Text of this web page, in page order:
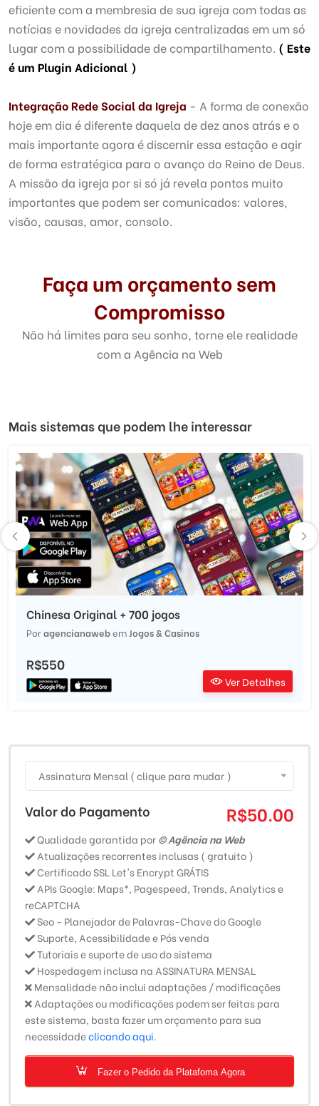
eficiente com a membresia de sua igreja com todas as
notícias e novidades da igreja centralizadas em um só
lugar com a possibilidade de compartilhamento. ( Este
é um Plugin Adicional )
Integração Rede Social da Igreja - A forma de conexão
hoje em dia é diferente daquela de dez anos atrás e o
mais importante agora é discernir essa estação e agir
de forma estratégica para o avanço do Reino de Deus.
A missão da igreja por si só já revela pontos muito
importantes que podem ser comunicados: valores,
visão, causas, amor, consolo.
Faça um orçamento sem
Compromisso
Não há limites para seu sonho, torne ele realidade
com a Agência na Web
Mais sistemas que podem lhe interessar
Chinesa Original + 700 jogos
Poragencianawebem Jogos & Casinos
R$550
Ver Detalhes
Assinatura Mensal ( clique para mudar )
Valor do Pagamento R$50.00
Qualidade garantida por© Agência na Web
Atualizações recorrentes inclusas ( gratuito )
Certificado SSL Let's Encrypt GRÁTIS
APIs Google: Maps*, Pagespeed, Trends, Analytics e
reCAPTCHA
Seo - Planejador de Palavras-Chave do Google
Suporte, Acessibilidade e Pós venda
Tutoriais e suporte de uso do sistema
Hospedagem inclusa na ASSINATURA MENSAL
Mensalidade não inclui adaptações / modificações
Adaptações ou modificações podem ser feitas para
este sistema, basta fazer um orçamento para sua
necessidadeclicando aqui.
Fazer o Pedido da Platafoma Agora